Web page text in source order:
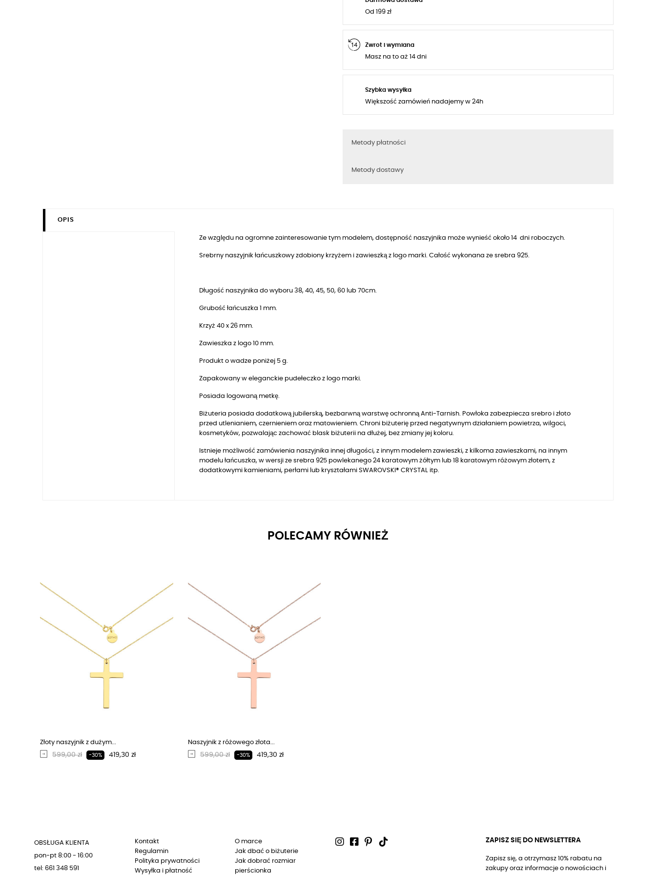
Od 199 zł
Zwrot i wymiana
Masz na to aż 14 dni
Szybka wysyłka
Większość zamówień nadajemy w 24h
Metody płatności
Metody dostawy
OPIS
Ze względu na ogromne zainteresowanie tym modelem, dostępność naszyjnika może wynieść około 14 dni roboczych.
Srebrny naszyjnik łańcuszkowy zdobiony krzyżem i zawieszką z logo marki. Całość wykonana ze srebra 925.
Długość naszyjnika do wyboru 38, 40, 45, 50, 60 lub 70cm.
Grubość łańcuszka 1 mm.
Krzyż 40 x 26 mm.
Zawieszka z logo 10 mm.
Produkt o wadze poniżej 5 g.
Zapakowany w eleganckie pudełeczko z logo marki.
Posiada logowaną metkę.
Biżuteria posiada dodatkową jubilerską, bezbarwną warstwę ochronną Anti-Tarnish. Powłoka zabezpiecza srebro i złoto
przed utlenianiem, czernieniem oraz matowieniem. Chroni biżuterię przed negatywnym działaniem powietrza, wilgoci,
kosmetyków, pozwalając zachować blask biżuterii na dłużej, bez zmiany jej koloru.
Istnieje możliwość zamówienia naszyjnika innej długości, z innym modelem zawieszki, z kilkoma zawieszkami, na innym
modelu łańcuszka, w wersji ze srebra 925 powlekanego 24 karatowym żółtym lub 18 karatowym różowym złotem, z
dodatkowymi kamieniami, perłami lub kryształami SWAROVSKI® CRYSTAL itp.
POLECAMY RÓWNIEŻ
Złoty naszyjnik z dużym...
Regularna cena
599,00 zł -30% Cena
419,30 zł
Naszyjnik z różowego złota...
Regularna cena
599,00 zł -30% Cena
419,30 zł
OBSŁUGA KLIENTA
pon-pt 8:00 - 16:00
tel: 661 348 591
Kontakt
Regulamin
Polityka prywatności
Wysyłka i płatność
O marce
Jak dbać o biżuterie
Jak dobrać rozmiar
pierścionka
ZAPISZ SIĘ DO NEWSLETTERA
Zapisz się, a otrzymasz 10% rabatu na
zakupy oraz informacje o nowościach i